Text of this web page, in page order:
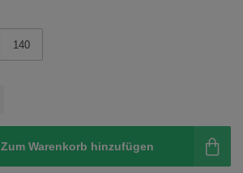
140
Zum Warenkorb hinzufügen